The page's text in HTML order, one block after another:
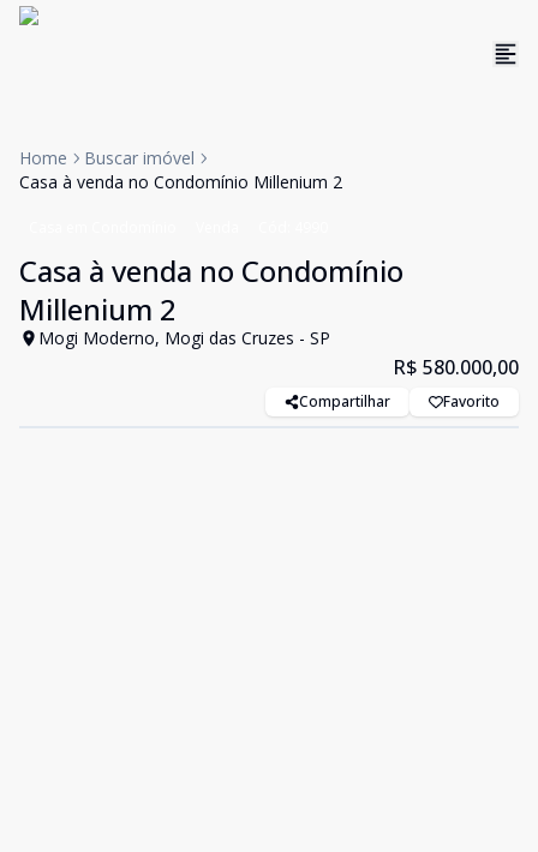
Home
Buscar imóvel
Casa à venda no Condomínio Millenium 2
Casa à venda no Condomínio
Millenium 2
Mogi Moderno, Mogi das Cruzes - SP
R$ 580.000,00
Compartilhar Favorito